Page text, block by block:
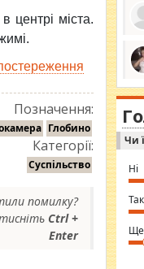
центрі міста.
Позначення:
Глобино
Категорії:
Суспільство
помилку?
Ctrl +
Enter
за
ми
in
⇒
Чи
Ні
Так
Ще